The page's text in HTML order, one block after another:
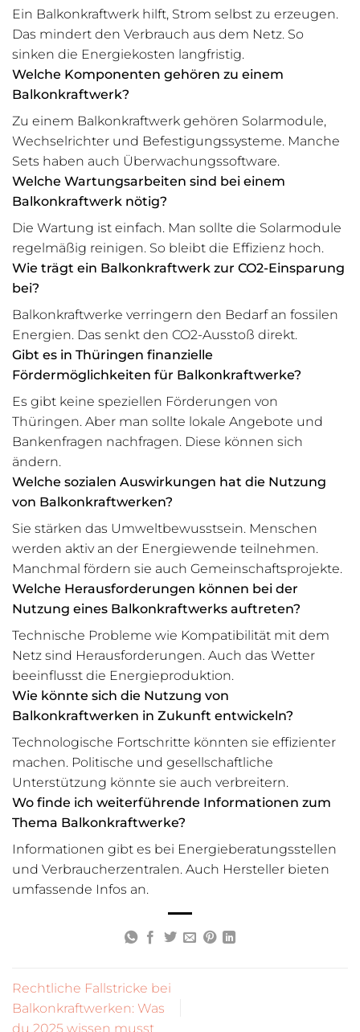
Ein Balkonkraftwerk hilft, Strom selbst zu erzeugen.
Das mindert den Verbrauch aus dem Netz. So
sinken die Energiekosten langfristig.
Welche Komponenten gehören zu einem
Balkonkraftwerk?
Zu einem Balkonkraftwerk gehören Solarmodule,
Wechselrichter und Befestigungssysteme. Manche
Sets haben auch Überwachungssoftware.
Welche Wartungsarbeiten sind bei einem
Balkonkraftwerk nötig?
Die Wartung ist einfach. Man sollte die Solarmodule
regelmäßig reinigen. So bleibt die Effizienz hoch.
Wie trägt ein Balkonkraftwerk zur CO2-Einsparung
bei?
Balkonkraftwerke verringern den Bedarf an fossilen
Energien. Das senkt den CO2-Ausstoß direkt.
Gibt es in Thüringen finanzielle
Fördermöglichkeiten für Balkonkraftwerke?
Es gibt keine speziellen Förderungen von
Thüringen. Aber man sollte lokale Angebote und
Bankenfragen nachfragen. Diese können sich
ändern.
Welche sozialen Auswirkungen hat die Nutzung
von Balkonkraftwerken?
Sie stärken das Umweltbewusstsein. Menschen
werden aktiv an der Energiewende teilnehmen.
Manchmal fördern sie auch Gemeinschaftsprojekte.
Welche Herausforderungen können bei der
Nutzung eines Balkonkraftwerks auftreten?
Technische Probleme wie Kompatibilität mit dem
Netz sind Herausforderungen. Auch das Wetter
beeinflusst die Energieproduktion.
Wie könnte sich die Nutzung von
Balkonkraftwerken in Zukunft entwickeln?
Technologische Fortschritte könnten sie effizienter
machen. Politische und gesellschaftliche
Unterstützung könnte sie auch verbreitern.
Wo finde ich weiterführende Informationen zum
Thema Balkonkraftwerke?
Informationen gibt es bei Energieberatungsstellen
und Verbraucherzentralen. Auch Hersteller bieten
umfassende Infos an.
Rechtliche Fallstricke bei
Balkonkraftwerken: Was
du 2025 wissen musst